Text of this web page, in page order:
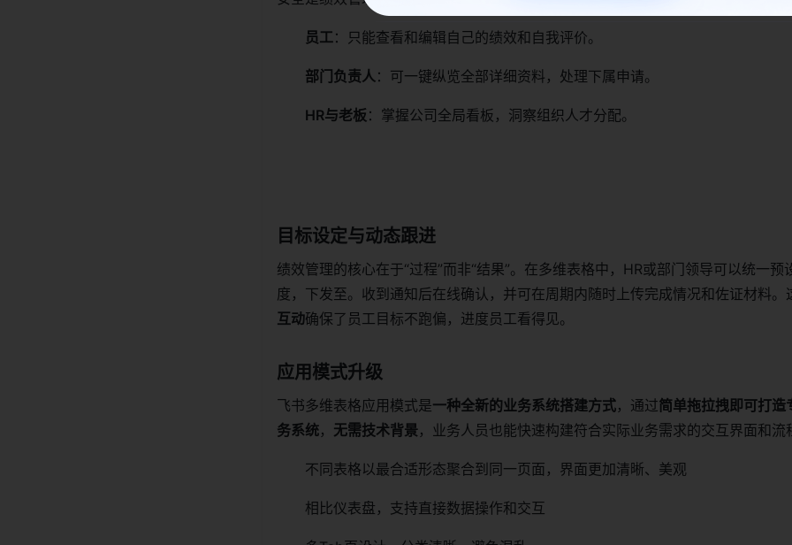
员工：只能查看和编辑自己的绩效和自我评价。
部门负责人：可一键纵览全部详细资料，处理下属申请。
HR与老板 ：掌握公司全局看板，洞察组织人才分配。
目标设定与动态跟进
绩效管理的核心在于“过程”而非“结果”。在多维表格中，HR或部门领导可以统一预
度，下发至。收到通知后在线确认，并可在周期内随时上传完成情况和佐证材料。
互动确保了员工目标不跑偏，进度员工看得见。
应用模式升级
飞书多维表格应用模式是一种全新的业务系统搭建方式，通过简单拖拉拽即可打造
务系统， 无需技术背景，业务人员也能快速构建符合实际业务需求的交互界面和流
不同表格以最合适形态聚合到同一页面，界面更加清晰、美观
相比仪表盘，支持直接数据操作和交互